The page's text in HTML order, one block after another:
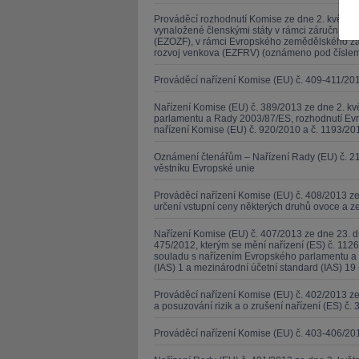
Prováděcí rozhodnutí Komise ze dne 2.
vynaložené členskými státy v rámci záruční
(EZOZF), v rámci Evropského zemědělského
rozvoj venkova (EZFRV) (oznámeno pod
Prováděcí nařízení Komise (EU) č. 409-411/
Nařízení Komise (EU) č. 389/2013 ze dne 2.
parlamentu a Rady 2003/87/ES, rozhodnutí
nařízení Komise (EU) č. 920/2010 a č. 1193/
Oznámení čtenářům – Nařízení Rady (EU) č.
věstníku Evropské unie
Prováděcí nařízení Komise (EU) č. 408/2013
určení vstupní ceny některých druhů ovoce a
Nařízení Komise (EU) č. 407/2013 ze dne 23.
475/2012, kterým se mění nařízení (ES) č.
souladu s nařízením Evropského parlamentu
(IAS) 1 a mezinárodní účetní standard (IAS) 19
Prováděcí nařízení Komise (EU) č. 402/2013
a posuzování rizik a o zrušení nařízení (ES) č.
Prováděcí nařízení Komise (EU) č. 403-406/
JUDr. Tomáš Nielsen
JUDr.
Kurzy